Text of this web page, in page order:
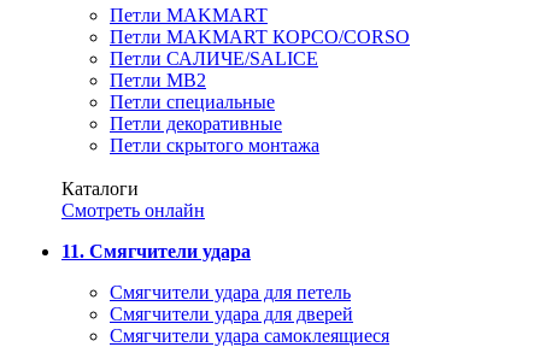
Петли MAKMART
Петли MAKMART КОРСО/CORSO
Петли САЛИЧЕ/SALICE
Петли MB2
Петли специальные
Петли декоративные
Петли скрытого монтажа
Каталоги
Смотреть онлайн
11. Смягчители удара
Смягчители удара для петель
Смягчители удара для дверей
Cмягчители удара самоклеящиеся